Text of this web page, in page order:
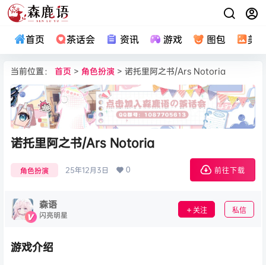
首页 茶话会 资讯 游戏 图包 美
当前位置： 首页 > 角色扮演 > 诺托里阿之书/Ars Notoria
诺托里阿之书/Ars Notoria
角色扮演 25年12月3日 0 前往下载
森语
闪亮明星 关注 私信
游戏介绍